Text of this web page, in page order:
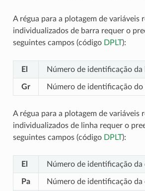
A régua para a plotagem de variáveis
individualizados de barra requer o
seguintes campos (código DPLT):
El Número de identificação da
Gr Número de identificação
A régua para a plotagem de variáveis
individualizados de linha requer o
seguintes campos (código DPLT):
El Número de identificação da
Pa Número de identificação da